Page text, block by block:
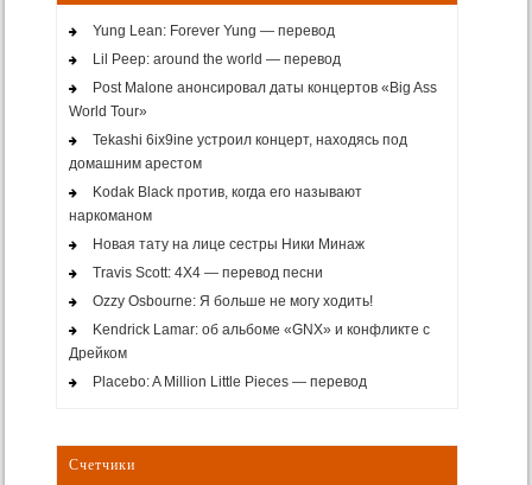
Yung Lean: Forever Yung — перевод
Lil Peep: around the world — перевод
Post Malone анонсировал даты концертов «Big Ass
World Tour»
Tekashi 6ix9ine устроил концерт, находясь под
домашним арестом
Kodak Black против, когда его называют
наркоманом
Новая тату на лице сестры Ники Минаж
Travis Scott: 4X4 — перевод песни
Ozzy Osbourne: Я больше не могу ходить!
Kendrick Lamar: об альбоме «GNX» и конфликте с
Дрейком
Placebo: A Million Little Pieces — перевод
Счетчики